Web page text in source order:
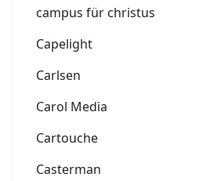
campus für christus
Capelight
Carlsen
Carol Media
Cartouche
Casterman